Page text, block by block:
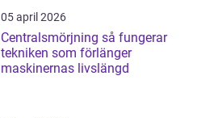
05 april 2026
Centralsmörjning så fungerar
tekniken som förlänger
maskinernas livslängd